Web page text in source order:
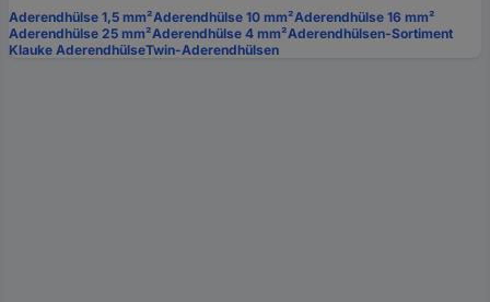
Aderendhülse 1,5 mm²Aderendhülse 10 mm²Aderendhülse 16 mm²
Aderendhülse 25 mm²Aderendhülse 4 mm²Aderendhülsen-Sortiment
Klauke AderendhülseTwin-Aderendhülsen